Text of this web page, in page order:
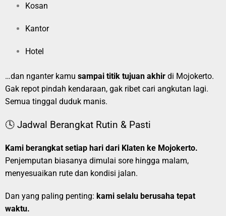
Kosan
Kantor
Hotel
…dan nganter kamu sampai titik tujuan akhir di Mojokerto.
Gak repot pindah kendaraan, gak ribet cari angkutan lagi.
Semua tinggal duduk manis.
🕓 Jadwal Berangkat Rutin & Pasti
Kami berangkat setiap hari dari Klaten ke Mojokerto.
Penjemputan biasanya dimulai sore hingga malam,
menyesuaikan rute dan kondisi jalan.
Dan yang paling penting: kami selalu berusaha tepat
waktu.